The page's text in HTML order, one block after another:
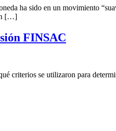
ha sido en un movimiento
[…]
FINSAC
criterios se utilizaron para